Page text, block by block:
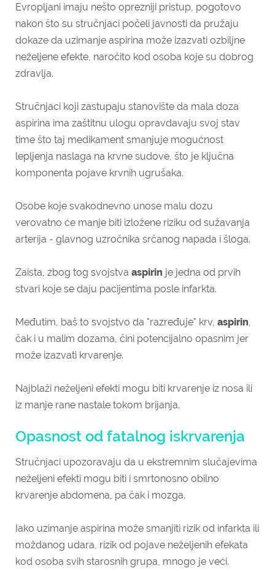
Evropljani imaju nešto oprezniji pristup, pogotovo
nakon što su stručnjaci počeli javnosti da pružaju
dokaze da uzimanje aspirina može izazvati ozbiljne
neželjene efekte, naročito kod osoba koje su dobrog
zdravlja.
Stručnjaci koji zastupaju stanovište da mala doza
aspirina ima zaštitnu ulogu opravdavaju svoj stav
time što taj medikament smanjuje mogućnost
lepljenja naslaga na krvne sudove, što je ključna
komponenta pojave krvnih ugrušaka.
Osobe koje svakodnevno unose malu dozu
verovatno će manje biti izložene riziku od sužavanja
arterija - glavnog uzročnika srčanog napada i šloga.
Zaista, zbog tog svojstva aspirin je jedna od prvih
stvari koje se daju pacijentima posle infarkta.
Međutim, baš to svojstvo da "razređuje" krv, aspirin,
čak i u malim dozama, čini potencijalno opasnim jer
može izazvati krvarenje.
Najblaži neželjeni efekti mogu biti krvarenje iz nosa ili
iz manje rane nastale tokom brijanja.
Opasnost od fatalnog iskrvarenja
Stručnjaci upozoravaju da u ekstremnim slučajevima
neželjeni efekti mogu biti i smrtonosno obilno
krvarenje abdomena, pa čak i mozga.
Iako uzimanje aspirina može smanjiti rizik od infarkta ili
moždanog udara, rizik od pojave neželjenih efekata
kod osoba svih starosnih grupa, mnogo je veći.